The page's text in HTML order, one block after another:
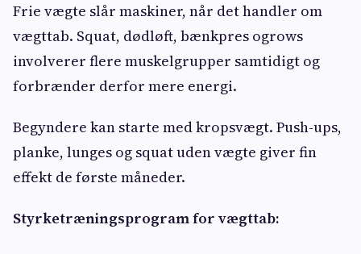
Frie vægte slår maskiner, når det handler om
vægttab. Squat, dødløft, bænkpres ogrows
involverer flere muskelgrupper samtidigt og
forbrænder derfor mere energi.
Begyndere kan starte med kropsvægt. Push-ups,
planke, lunges og squat uden vægte giver fin
effekt de første måneder.
Styrketræningsprogram for vægttab: